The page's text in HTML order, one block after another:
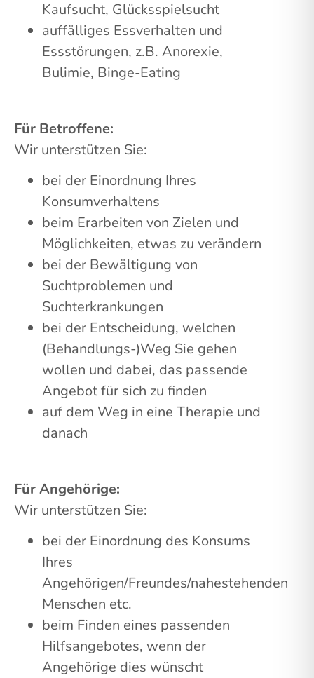
Kaufsucht, Glücksspielsucht
auffälliges Essverhalten und
Essstörungen, z.B. Anorexie,
Bulimie, Binge-Eating
Für Betroffene:
Wir unterstützen Sie:
bei der Einordnung Ihres
Konsumverhaltens
beim Erarbeiten von Zielen und
Möglichkeiten, etwas zu verändern
bei der Bewältigung von
Suchtproblemen und
Suchterkrankungen
bei der Entscheidung, welchen
(Behandlungs-)Weg Sie gehen
wollen und dabei, das passende
Angebot für sich zu finden
auf dem Weg in eine Therapie und
danach
Für Angehörige:
Wir unterstützen Sie:
bei der Einordnung des Konsums
Ihres
Angehörigen/Freundes/nahestehenden
Menschen etc.
beim Finden eines passenden
Hilfsangebotes, wenn der
Angehörige dies wünscht